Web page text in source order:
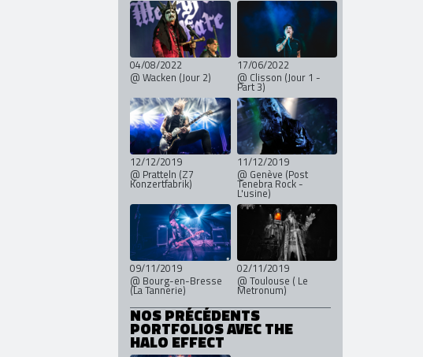
04/08/2022
@ Wacken (Jour 2)
17/06/2022
@ Clisson (Jour 1 -
Part 3)
12/12/2019
@ Pratteln (Z7
Konzertfabrik)
11/12/2019
@ Genève (Post
Tenebra Rock -
L'usine)
09/11/2019
@ Bourg-en-Bresse
(La Tannerie)
02/11/2019
@ Toulouse ( Le
Metronum)
NOS PRÉCÉDENTS
PORTFOLIOS AVEC THE
HALO EFFECT